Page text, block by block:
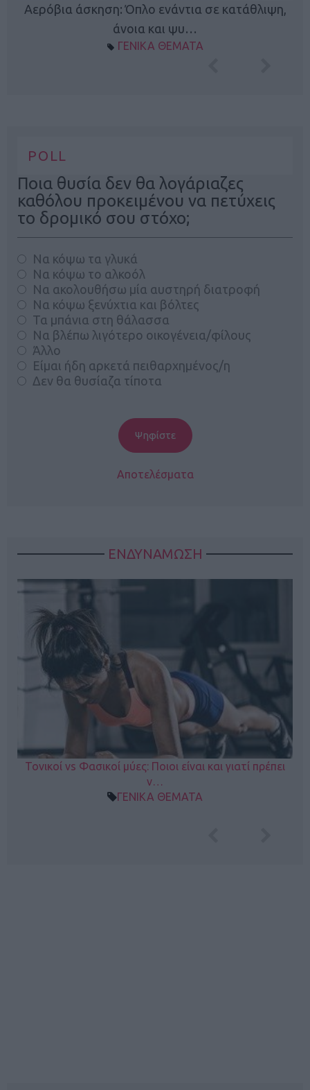
Αερόβια άσκηση: Όπλο ενάντια σε κατάθλιψη,
άνοια και ψυ…
ΓΕΝΙΚΑ ΘΕΜΑΤΑ
POLL
Ποια θυσία δεν θα λογάριαζες
καθόλου προκειμένου να πετύχεις
το δρομικό σου στόχο;
Να κόψω τα γλυκά
Να κόψω το αλκοόλ
Να ακολουθήσω μία αυστηρή διατροφή
Να κόψω ξενύχτια και βόλτες
Τα μπάνια στη θάλασσα
Να βλέπω λιγότερο οικογένεια/φίλους
Άλλο
Είμαι ήδη αρκετά πειθαρχημένος/η
Δεν θα θυσίαζα τίποτα
Αποτελέσματα
ΕΝΔΥΝΑΜΩΣΗ
Τονικοί vs Φασικοί μύες: Ποιοι είναι και γιατί πρέπει
ν…
ΓΕΝΙΚΑ ΘΕΜΑΤΑ